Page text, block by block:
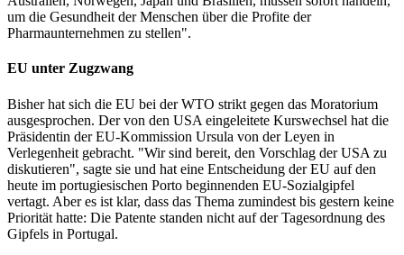
um die Gesundheit der Menschen über die Profite der
Pharmaunternehmen zu stellen".
EU unter Zugzwang
Bisher hat sich die EU bei der WTO strikt gegen das Moratorium
ausgesprochen. Der von den USA eingeleitete Kurswechsel hat die
Präsidentin der EU-Kommission Ursula von der Leyen in
Verlegenheit gebracht. "Wir sind bereit, den Vorschlag der USA zu
diskutieren", sagte sie und hat eine Entscheidung der EU auf den
heute im portugiesischen Porto beginnenden EU-Sozialgipfel
vertagt. Aber es ist klar, dass das Thema zumindest bis gestern keine
Priorität hatte: Die Patente standen nicht auf der Tagesordnung des
Gipfels in Portugal.